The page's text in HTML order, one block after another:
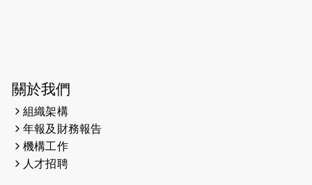
2025-03-21
2025-02-20
2025-02-06
關於我們
組織架構
年報及財務報告
機構工作
人才招聘